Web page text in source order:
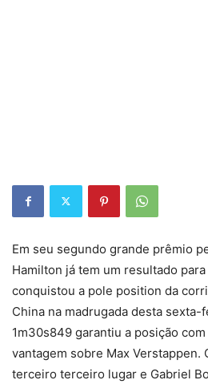
Em seu segundo grande prêmio
Hamilton já tem um resultado
conquistou a pole position da
China na madrugada desta sexta-
1m30s849 garantiu a posição
vantagem sobre Max Verstappen.
terceiro terceiro lugar e Gabriel